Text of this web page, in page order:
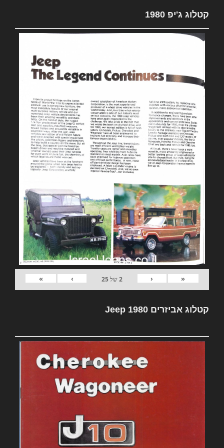
קטלוג ג'יפ 1980
«
‹
2של25
›
»
קטלוג אביזרים Jeep 1980